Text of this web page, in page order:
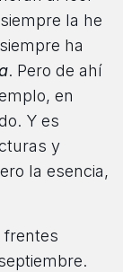
la he
ha
. Pero de ahí
en
Y es
y
la esencia,
frentes